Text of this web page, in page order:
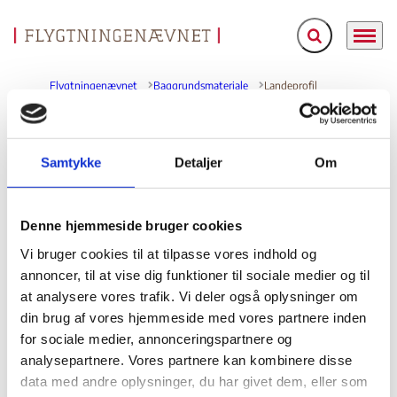
Samtykke Detaljer Om
Denne hjemmeside bruger cookies
Vi bruger cookies til at tilpasse vores indhold og
annoncer, til at vise dig funktioner til sociale medier og til
at analysere vores trafik. Vi deler også oplysninger om
din brug af vores hjemmeside med vores partnere inden
for sociale medier, annonceringspartnere og
analysepartnere. Vores partnere kan kombinere disse
data med andre oplysninger, du har givet dem, eller som
Gå til forsiden Fold søgefelt ud
Menu
Flygtningenævnet Baggrundsmateriale Landeprofil
Landeprofil
01.12.2005 Bilag 251Dansk Flygtningehjælp (DRC)Tyrkiet (I)
menneskeretlige situation, herunder om anvendelse af
torturog omarbitrære anholdelser og
tilbageholdelser,ytrings-, presse- og
forsamlingsfrihed samt om forholdene forkvinder,
homoseksuelle og etniske minoriteter, herunder
kurdere. Videre oplysninger om religionsfrihed samt om
forholdene forpolitiske aktivister, herunder om
forholdene for personer med tilknytning tilPKK/KADEK